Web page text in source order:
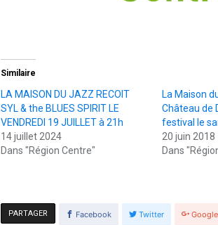
Similaire
LA MAISON DU JAZZ RECOIT
SYL & the BLUES SPIRIT LE
VENDREDI 19 JUILLET à 21h
14 juillet 2024
Dans "Région Centre"
La Maison
Château de
festival le
20 juin 2018
Dans
PARTAGER Facebook Twitter